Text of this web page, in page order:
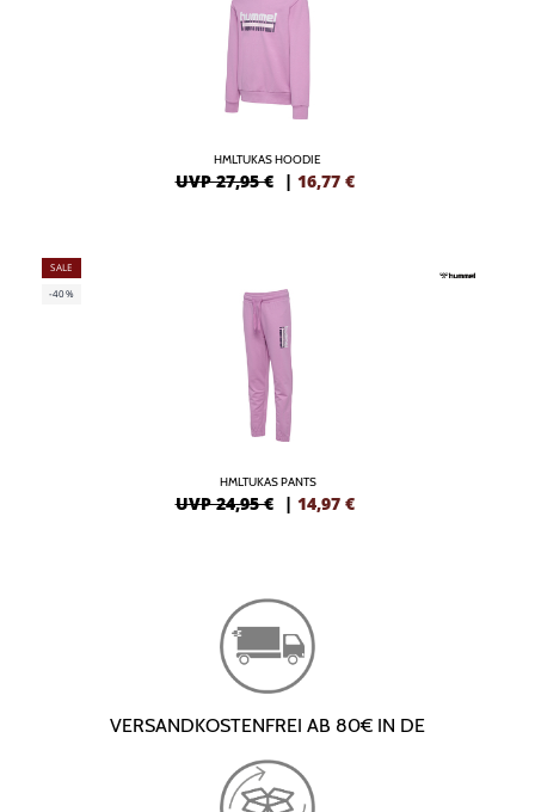
HMLTUKAS HOODIE
UVP 27,95 € | 16,77 €
SALE
-40%
HMLTUKAS PANTS
UVP 24,95 € | 14,97 €
VERSANDKOSTENFREI AB 80€ IN DE